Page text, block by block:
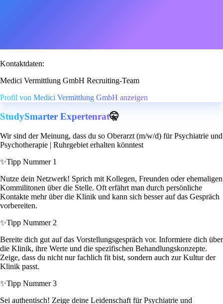
Kontaktdaten:
Medici Vermittlung GmbH Recruiting-Team
Profil von Medici Vermittlung GmbH anzeigen
StudySmarter Expertenrat🤫
Wir sind der Meinung, dass du so Oberarzt (m/w/d) für Psychiatrie und
Psychotherapie | Ruhrgebiet erhalten könntest
✨Tipp Nummer 1
Nutze dein Netzwerk! Sprich mit Kollegen, Freunden oder ehemaligen
Kommilitonen über die Stelle. Oft erfährt man durch persönliche
Kontakte mehr über die Klinik und kann sich besser auf das Gespräch
vorbereiten.
✨Tipp Nummer 2
Bereite dich gut auf das Vorstellungsgespräch vor. Informiere dich über
die Klinik, ihre Werte und die spezifischen Behandlungskonzepte.
Zeige, dass du nicht nur fachlich fit bist, sondern auch zur Kultur der
Klinik passt.
✨Tipp Nummer 3
Sei authentisch! Zeige deine Leidenschaft für Psychiatrie und